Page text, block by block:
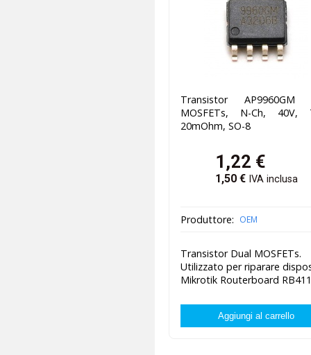
Transistor AP9960GM
MOSFETs, N-Ch, 40V,
20mOhm, SO-8
1,22 €
1,50€ IVA inclusa
Produttore: OEM
Transistor Dual MOSFETs.
Utilizzato per riparare
Mikrotik Routerboard